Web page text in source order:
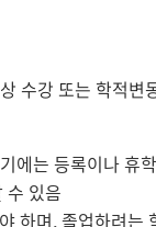
수강 또는 학적
에는 등록이나 휴
수 있음
하며, 졸업하려